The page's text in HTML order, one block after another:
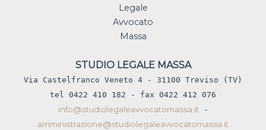
STUDIO LEGALE MASSA
Via Castelfranco Veneto 4 - 31100 Treviso (TV)
tel 0422 410 182 - fax 0422 412 076
info@studiolegaleavvocatomassa.it-
amministrazione@studiolegaleavvocatomassa.it